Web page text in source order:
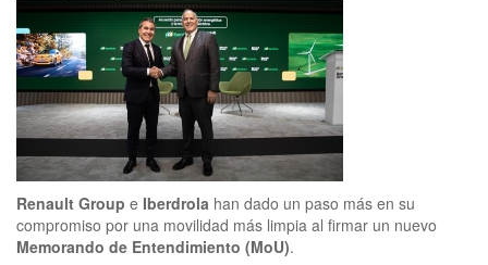
Renault Group e Iberdrola han dado un paso más en su
compromiso por una movilidad más limpia al firmar un nuevo
Memorando de Entendimiento (MoU).